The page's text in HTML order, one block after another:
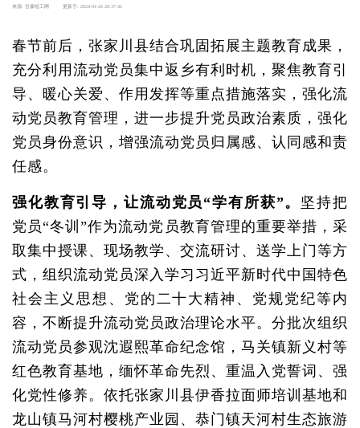
来源: 甘肃组工网 更新于: 2024-01-26 20:37:42
春节前后，张家川县结合巩固拓展主题教育成果，
充分利用流动党员集中返乡有利时机，聚焦教育引
导、暖心关爱、作用发挥等重点措施落实，强化流
动党员教育管理，进一步提升党员政治素质，强化
党员身份意识，增强流动党员归属感、认同感和责
任感。
强化教育引导，让流动党员“学有所获”。 坚持把
党员“冬训”作为流动党员教育管理的重要举措，采
取集中授课、现场教学、交流研讨、送学上门等方
式，组织流动党员深入学习习近平新时代中国特色
社会主义思想、党的二十大精神、党规党纪等内
容，不断提升流动党员政治理论水平。分批次组织
流动党员参观沈遐熙革命纪念馆，马关镇新义村等
红色教育基地，缅怀革命先烈、重温入党誓词、强
化党性修养。依托张家川县伊香拉面师培训基地和
龙山镇马河村樱桃产业园、恭门镇天河村生态旅游